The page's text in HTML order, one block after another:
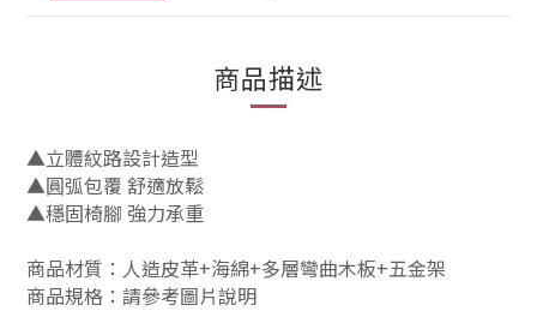
商品描述
▲立體紋路設計造型
▲圓弧包覆 舒適放鬆
▲穩固椅腳 強力承重
商品材質：人造皮革+海綿+多層彎曲木板+五金架
商品規格：請參考圖片說明